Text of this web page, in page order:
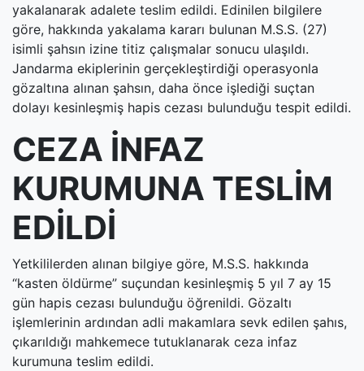
yakalanarak adalete teslim edildi. Edinilen bilgilere
göre, hakkında yakalama kararı bulunan M.S.S. (27)
isimli şahsın izine titiz çalışmalar sonucu ulaşıldı.
Jandarma ekiplerinin gerçekleştirdiği operasyonla
gözaltına alınan şahsın, daha önce işlediği suçtan
dolayı kesinleşmiş hapis cezası bulunduğu tespit edildi.
CEZA İNFAZ
KURUMUNA TESLİM
EDİLDİ
Yetkililerden alınan bilgiye göre, M.S.S. hakkında
“kasten öldürme” suçundan kesinleşmiş 5 yıl 7 ay 15
gün hapis cezası bulunduğu öğrenildi. Gözaltı
işlemlerinin ardından adli makamlara sevk edilen şahıs,
çıkarıldığı mahkemece tutuklanarak ceza infaz
kurumuna teslim edildi.